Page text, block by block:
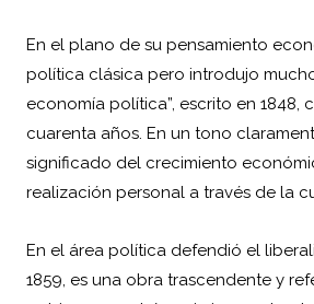
En el plano de su pensamiento
política clásica pero introdujo
economía política”, escrito en
cuarenta años. En un tono
significado del crecimiento
realización personal a través de la
En el área política defendió el
1859, es una obra trascendente y